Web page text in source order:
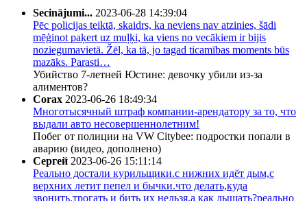
Secinājumi... 2023-06-28 14:39:04
Pēc policijas teiktā, skaidrs, ka neviens nav atzinies, šādi
mēģinot paķert uz muļķi, ka viens no vecākiem ir bijis
noziegumavietā. Žēl, ka tā, jo tagad ticamības moments būs
mazāks. Parasti…
Убийство 7-летней Юстине: девочку убили из-за
алиментов?
Corax 2023-06-26 18:49:34
Многотысячный штраф компании-арендатору за то, что
выдали авто несовершеннолетним!
Побег от полиции на VW Citybee: подростки попали в
аварию (видео, дополнено)
Сергей 2023-06-26 15:11:14
Реально достали курильщики.с нижних идёт дым,с
верхних летит пепел и бычки.что делать,куда
звонить.трогать и бить их нельзя,а как дышать?реально